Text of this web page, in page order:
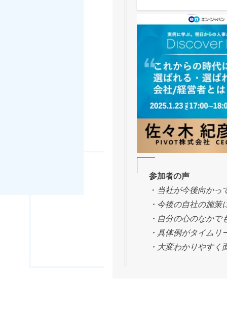
参加者の声
・ 当社が今後向かっ
・今後の自社の施
・自分の心のなか
・具体例がタイム
・大変わかりやす